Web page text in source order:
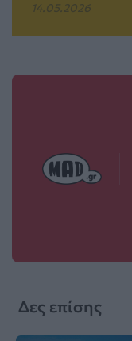
14.05.2026
Δες επίσης